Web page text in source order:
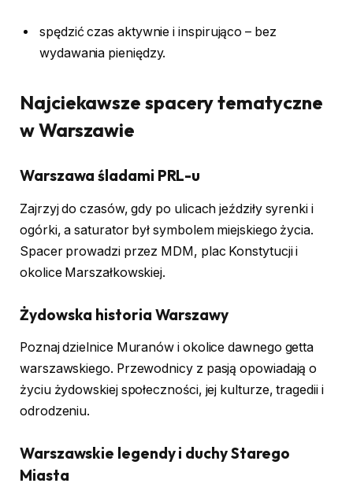
spędzić czas aktywnie i inspirująco – bez
wydawania pieniędzy.
Najciekawsze spacery tematyczne
w Warszawie
Warszawa śladami PRL-u
Zajrzyj do czasów, gdy po ulicach jeździły syrenki i
ogórki, a saturator był symbolem miejskiego życia.
Spacer prowadzi przez MDM, plac Konstytucji i
okolice Marszałkowskiej.
Żydowska historia Warszawy
Poznaj dzielnice Muranów i okolice dawnego getta
warszawskiego. Przewodnicy z pasją opowiadają o
życiu żydowskiej społeczności, jej kulturze, tragedii i
odrodzeniu.
Warszawskie legendy i duchy Starego
Miasta